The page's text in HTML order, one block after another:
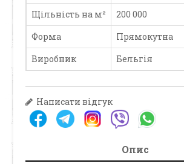
Щільність на м²
200 000
Форма
Прямокутна
Виробник
Бельгія
Написати відгук
Опис